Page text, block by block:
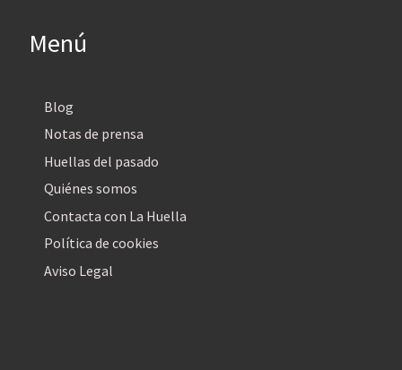
Menú
Blog
Notas de prensa
Huellas del pasado
Quiénes somos
Contacta con La Huella
Política de cookies
Aviso Legal